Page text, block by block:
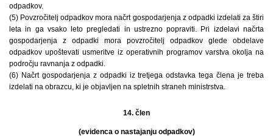
odpadkov.
(5) Povzročitelj odpadkov mora načrt gospodarjenja z odpadki izdelati za štiri
leta in ga vsako leto pregledati in ustrezno popraviti. Pri izdelavi načrta
gospodarjenja z odpadki mora povzročitelj odpadkov glede obdelave
odpadkov upoštevati usmeritve iz operativnih programov varstva okolja na
področju ravnanja z odpadki.
(6) Načrt gospodarjenja z odpadki iz tretjega odstavka tega člena je treba
izdelati na obrazcu, ki je objavljen na spletnih straneh ministrstva.
14. člen
(evidenca o nastajanju odpadkov)